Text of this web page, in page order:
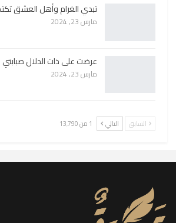
تبدي الغرام وأهل العشق
مارس 23, 2024
عرضت على ذات الدلال صبابتي
مارس 23, 2024
السابق التالي 1 من 13٬790